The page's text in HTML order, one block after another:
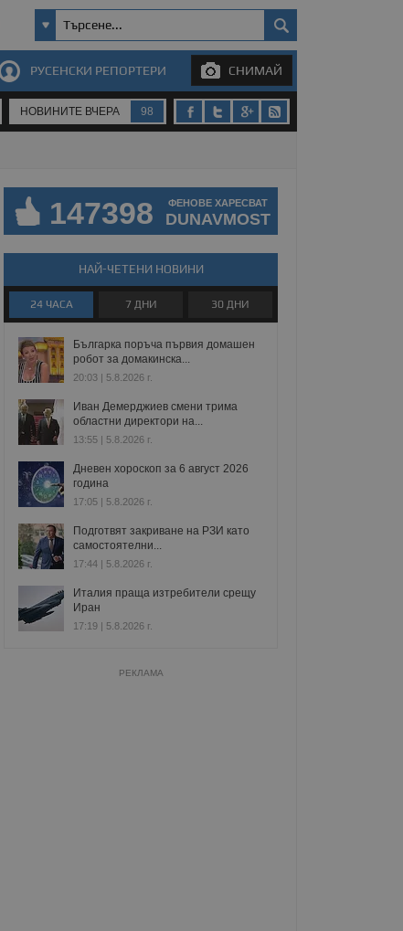
РУСЕНСКИ РЕПОРТЕРИ СНИМАЙ
НОВИНИТЕ ВЧЕРА 98
147398 ФЕНОВЕ ХАРЕСВАТ
DUNAVMOST
НАЙ-ЧЕТЕНИ НОВИНИ
24 ЧАСА 7 ДНИ 30 ДНИ
Българка поръча първия домашен
робот за домакинска...
20:03 | 5.8.2026 г.
Иван Демерджиев смени трима
областни директори на...
13:55 | 5.8.2026 г.
Дневен хороскоп за 6 август 2026
година
17:05 | 5.8.2026 г.
Подготвят закриване на РЗИ като
самостоятелни...
17:44 | 5.8.2026 г.
Италия праща изтребители срещу
Иран
17:19 | 5.8.2026 г.
РЕКЛАМА